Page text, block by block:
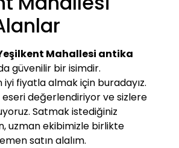
Mahallesi antika
güvenilir bir isimdir.
iyi fiyatla almak için buradayız.
değerlendiriyor ve sizlere
Satmak istediğiniz
uzman ekibimizle birlikte
satın alalım.